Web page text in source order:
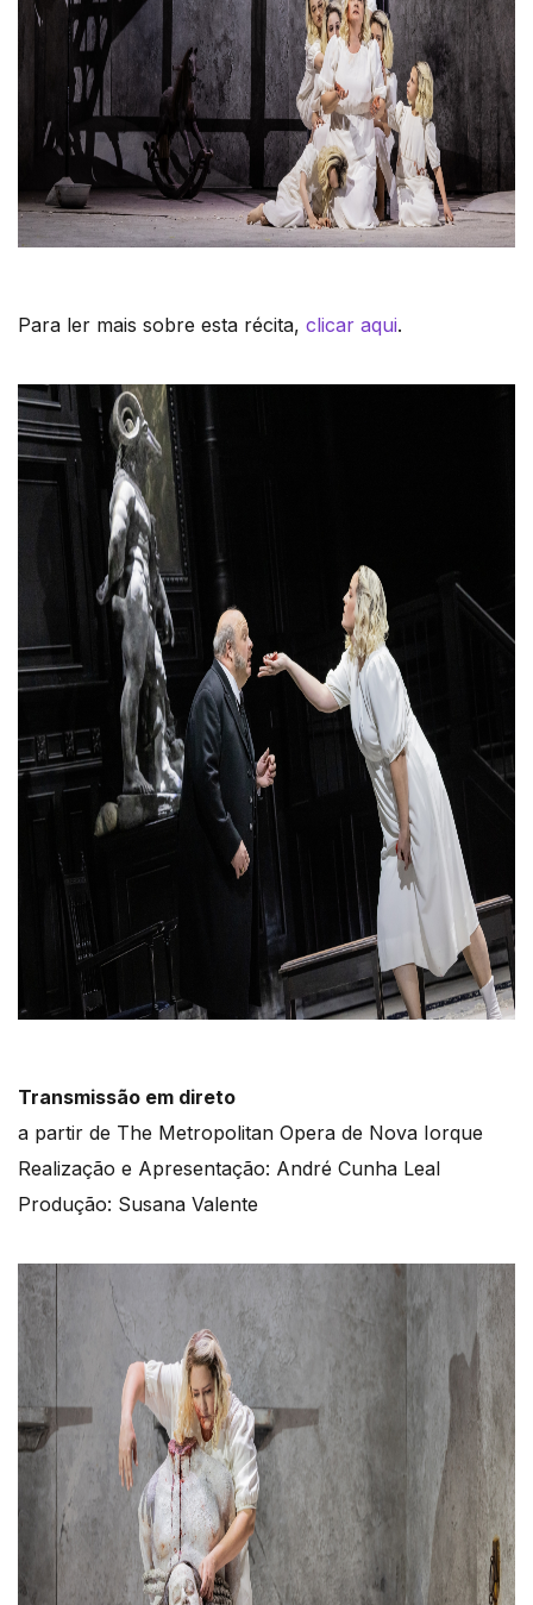
Para ler mais sobre esta récita, clicar aqui.
Transmissão em direto
a partir de The Metropolitan Opera de Nova Iorque
Realização e Apresentação: André Cunha Leal
Produção: Susana Valente